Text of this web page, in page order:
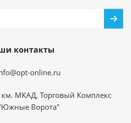
контакты
online.ru
км. МКАД, Торговый Комплекс
Ворота"